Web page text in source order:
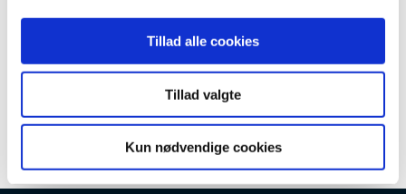
Tillad alle cookies
Tillad valgte
Kun nødvendige cookies
danske udtagelse i ILCA 7-klassen.